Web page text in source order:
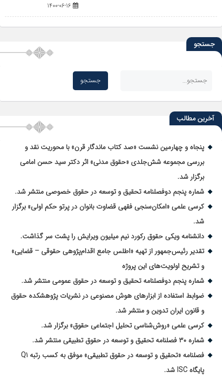
جستجو
آخرین مطالب
پنجاه و چهارمین نشست «صد کتاب ماندگار قرن» با محوریت نقد و
بررسی مجموعه شش‌جلدی «حقوق مدنی» اثر دکتر سید حسن امامی
برگزار شد.
شماره پنجم دوفصلنامه تحقیق و توسعه در حقوق خصوصی منتشر شد.
کرسی علمی «امکان‌سنجی فقهی قضاوت بانوان در پرتو حکم اولی» برگزار
شد.
دانشنامه ویکی حقوق رکورد نیم میلیون ویرایش را پشت سر گذاشت.
تقدیر رئیس‌جمهور از تهیه «اطلس جامع اقدام‌پژوهی حقوقی – قضایی»
و تشریح اولویت‌های این پروژه
شماره پنجم دوفصلنامه تحقیق و توسعه در حقوق عمومی منتشر شد.
ضوابط استفاده از ابزارهای هوش مصنوعی در نشریات پژوهشکده حقوق
و قانون ایران تدوین و منتشر شد.
کرسی علمی «روش‌شناسی تحلیل اجتماعی حقوق» برگزار شد.
شماره ۳۰ فصلنامه تحقیق و توسعه در حقوق تطبیقی منتشر شد.
فصلنامه «تحقیق و توسعه در حقوق تطبیقی» موفق به کسب رتبه Q1
پایگاه ISC شد.